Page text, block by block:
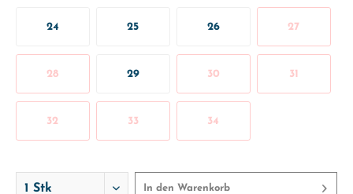
24 25 26 27
28 29 30 31
32 33 34
In den Warenkorb